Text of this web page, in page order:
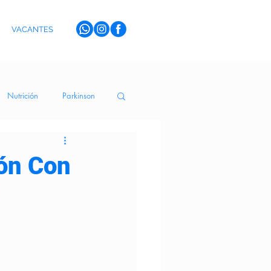
VACANTES
Nutrición Parkinson
Con